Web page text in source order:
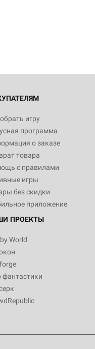
игру
программа
о заказе
товара
с правилами
игры
без скидки
приложение
ПРОЕКТЫ
World
фантастики